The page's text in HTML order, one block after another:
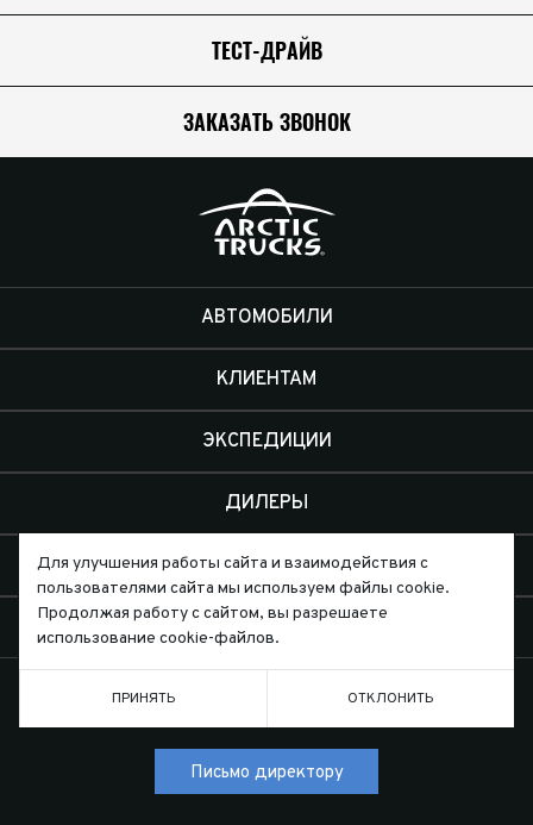
ТЕСТ-ДРАЙВ
ЗАКАЗАТЬ ЗВОНОК
АВТОМОБИЛИ
КЛИЕНТАМ
ЭКСПЕДИЦИИ
ДИЛЕРЫ
О КОМПАНИИ
КОНТАКТЫ
Письмо директору
Для улучшения работы сайта и взаимодействия с
пользователями сайта мы используем файлы cookie.
Продолжая работу с сайтом, вы разрешаете
использование cookie-файлов.
ПРИНЯТЬ ОТКЛОНИТЬ